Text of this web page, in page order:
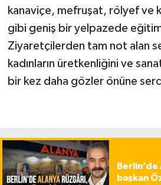
kanaviçe, mefruşat, rölyef ve
gibi geniş bir yelpazede
Ziyaretçilerden tam not alan
kadınların üretkenliğini ve
bir kez daha gözler önüne
Berlin’de
başkan